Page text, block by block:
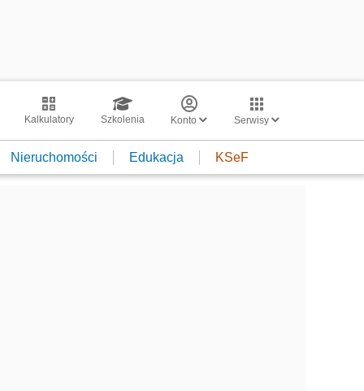
Kalkulatory Szkolenia Konto Serwisy
Nieruchomości Edukacja KSeF